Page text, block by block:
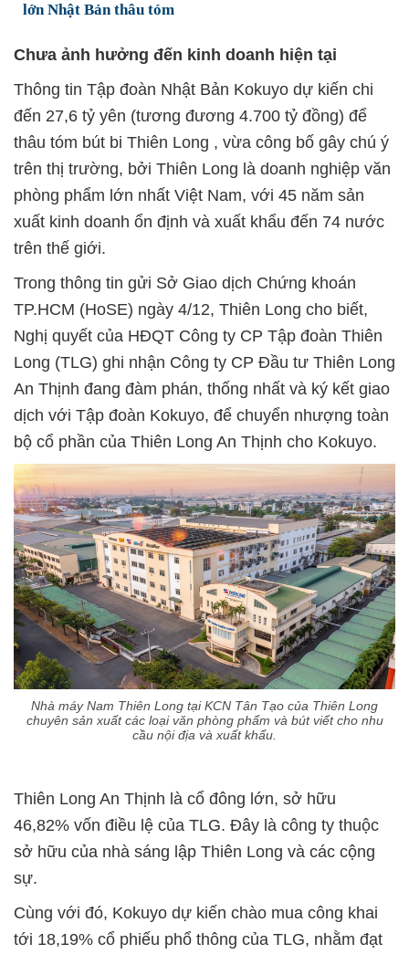
lớn Nhật Bản thâu tóm
Chưa ảnh hưởng đến kinh doanh hiện tại
Thông tin Tập đoàn Nhật Bản Kokuyo dự kiến chi
đến 27,6 tỷ yên (tương đương 4.700 tỷ đồng) để
thâu tóm bút bi Thiên Long , vừa công bố gây chú ý
trên thị trường, bởi Thiên Long là doanh nghiệp văn
phòng phẩm lớn nhất Việt Nam, với 45 năm sản
xuất kinh doanh ổn định và xuất khẩu đến 74 nước
trên thế giới.
Trong thông tin gửi Sở Giao dịch Chứng khoán
TP.HCM (HoSE) ngày 4/12, Thiên Long cho biết,
Nghị quyết của HĐQT Công ty CP Tập đoàn Thiên
Long (TLG) ghi nhận Công ty CP Đầu tư Thiên Long
An Thịnh đang đàm phán, thống nhất và ký kết giao
dịch với Tập đoàn Kokuyo, để chuyển nhượng toàn
bộ cổ phần của Thiên Long An Thịnh cho Kokuyo.
Nhà máy Nam Thiên Long tại KCN Tân Tạo của Thiên Long
chuyên sản xuất các loại văn phòng phẩm và bút viết cho nhu
cầu nội địa và xuất khẩu.
Thiên Long An Thịnh là cổ đông lớn, sở hữu
46,82% vốn điều lệ của TLG. Đây là công ty thuộc
sở hữu của nhà sáng lập Thiên Long và các cộng
sự.
Cùng với đó, Kokuyo dự kiến chào mua công khai
tới 18,19% cổ phiếu phổ thông của TLG, nhằm đạt